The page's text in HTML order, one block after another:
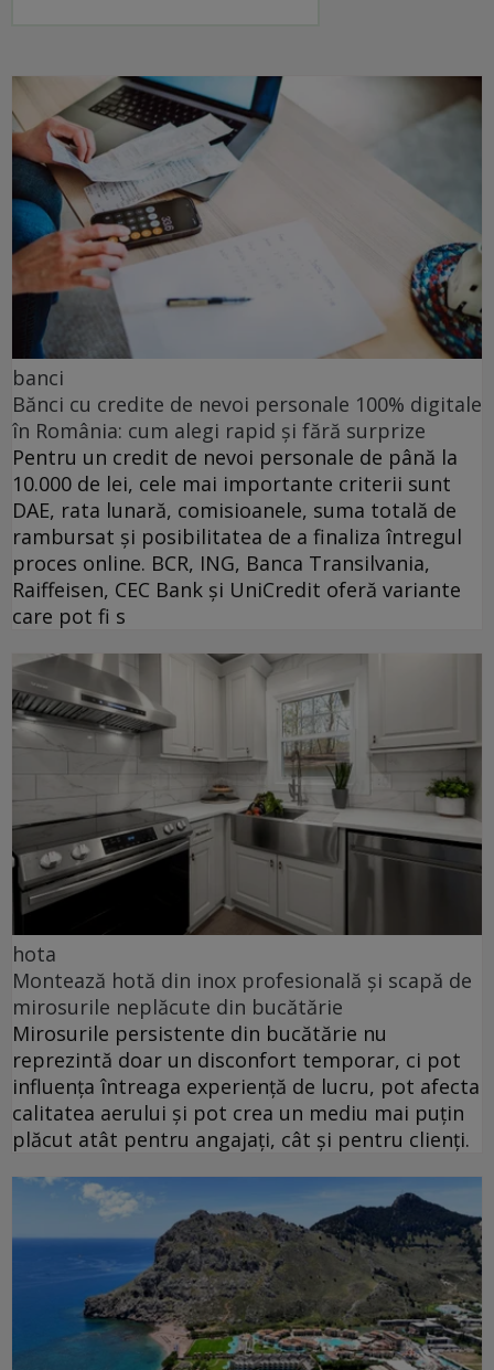
banci
Bănci cu credite de nevoi personale 100% digitale
în România: cum alegi rapid și fără surprize
Pentru un credit de nevoi personale de până la
10.000 de lei, cele mai importante criterii sunt
DAE, rata lunară, comisioanele, suma totală de
rambursat și posibilitatea de a finaliza întregul
proces online. BCR, ING, Banca Transilvania,
Raiffeisen, CEC Bank și UniCredit oferă variante
care pot fi s
hota
Montează hotă din inox profesională și scapă de
mirosurile neplăcute din bucătărie
Mirosurile persistente din bucătărie nu
reprezintă doar un disconfort temporar, ci pot
influența întreaga experiență de lucru, pot afecta
calitatea aerului și pot crea un mediu mai puțin
plăcut atât pentru angajați, cât și pentru clienți.